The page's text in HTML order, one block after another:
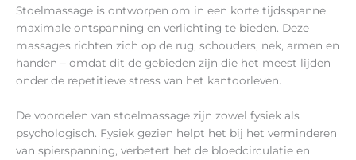
Stoelmassage is ontworpen om in een korte tijdsspanne
maximale ontspanning en verlichting te bieden. Deze
massages richten zich op de rug, schouders, nek, armen en
handen – omdat dit de gebieden zijn die het meest lijden
onder de repetitieve stress van het kantoorleven.
De voordelen van stoelmassage zijn zowel fysiek als
psychologisch. Fysiek gezien helpt het bij het verminderen
van spierspanning, verbetert het de bloedcirculatie en